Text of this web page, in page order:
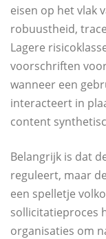
eisen op het vlak
robuustheid,
Lagere
voorschriften
wanneer een
interacteert in
content
Belangrijk is dat
reguleert, maar
een spelletje
sollicitatieproces
organisaties om